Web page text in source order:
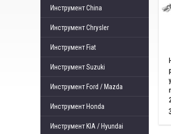
Инструмент China
Инструмент Chrysler
Инструмент Fiat
Инструмент Suzuki
Инструмент Ford / Mazda
Инструмент Honda
Инструмент KIA / Hyundai